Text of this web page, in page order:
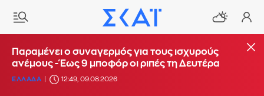
Παραμένει ο συναγερμός για τους ισχυρούς
ανέμους - Έως 9 μποφόρ οι ριπές τη Δευτέρα
ΕΛΛΑΔΑ 12:49, 09.08.2026